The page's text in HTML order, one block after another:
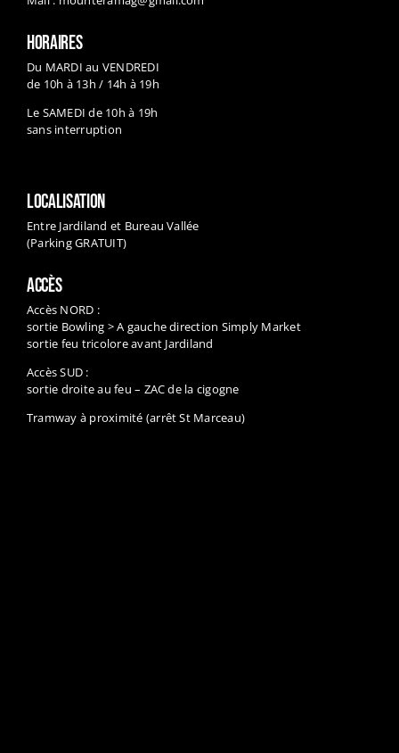
HORAIRES
Du MARDI au VENDREDI
de 10h à 13h / 14h à 19h
Le SAMEDI de 10h à 19h
sans interruption
LOCALISATION
Entre Jardiland et Bureau Vallée
(Parking GRATUIT)
ACCÈS
Accès NORD :
sortie Bowling > A gauche direction Simply Market
sortie feu tricolore avant Jardiland
Accès SUD :
sortie droite au feu – ZAC de la cigogne
Tramway à proximité (arrêt St Marceau)